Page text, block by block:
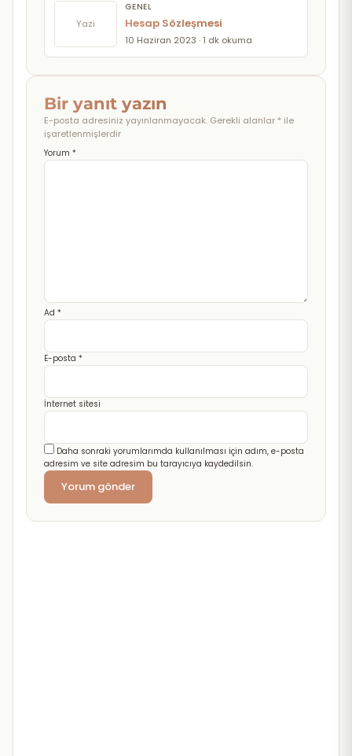
Yazi
GENEL
Hesap Sözleşmesi
10 Haziran 2023 · 1 dk okuma
Bir yanıt yazın
E-posta adresiniz yayınlanmayacak. Gerekli alanlar * ile
işaretlenmişlerdir
Yorum *
Ad *
E-posta *
İnternet sitesi
Daha sonraki yorumlarımda kullanılması için adım, e-posta
adresim ve site adresim bu tarayıcıya kaydedilsin.